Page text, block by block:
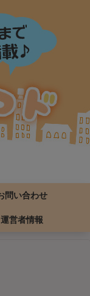
問い合わせ
運営者情報